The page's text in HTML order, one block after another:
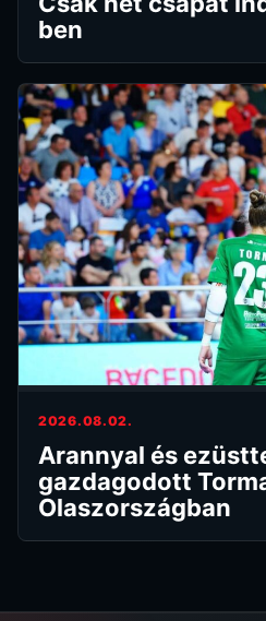
ben
2026.08.02.
Arannyal és
gazdagodott
Olaszországban